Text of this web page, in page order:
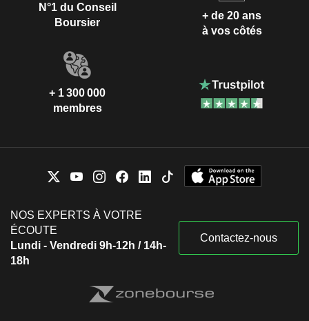
N°1 du Conseil
Boursier
+ de 20 ans
à vos côtés
+ 1 300 000
membres
NOS EXPERTS À VOTRE
ÉCOUTE
Lundi - Vendredi 9h-12h / 14h-
18h
Contactez-nous